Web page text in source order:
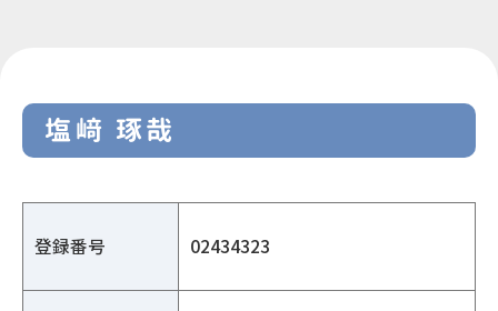
塩﨑 琢哉
登録番号 02434323